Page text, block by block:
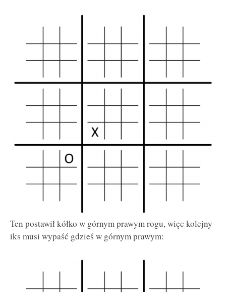
Ten postawił kółko w górnym prawym rogu, więc kolejny
iks musi wypaść gdzieś w górnym prawym: